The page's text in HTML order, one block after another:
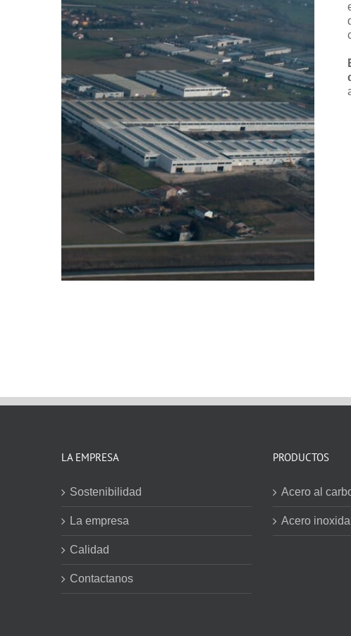
LA EMPRESA
Sostenibilidad
La empresa
Calidad
Contactanos
PRODUCTOS
Acero al
Acero